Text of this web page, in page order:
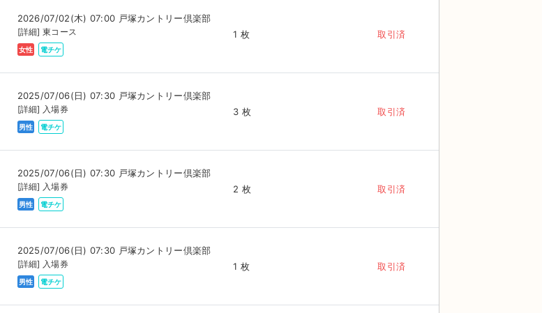
2026/07/02(木) 07:00 戸塚カントリー倶楽部
[詳細] 東コース
女性 電チケ
1 枚 取引済
2025/07/06(日) 07:30 戸塚カントリー倶楽部
[詳細] 入場券
男性 電チケ
3 枚 取引済
2025/07/06(日) 07:30 戸塚カントリー倶楽部
[詳細] 入場券
男性 電チケ
2 枚 取引済
2025/07/06(日) 07:30 戸塚カントリー倶楽部
[詳細] 入場券
男性 電チケ
1 枚 取引済